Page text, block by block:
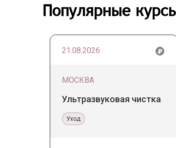
Популярные
21.08.2026
МОСКВА
Ультразвуковая чистка
Уход